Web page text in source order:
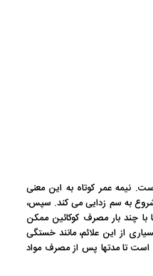
نیمه عمر کوتاه به این معنی
به سم زدایی می کند. سپس،
با چند بار مصرف کوکائین ممکن
از این علائم، مانند خستگی
است تا مدتها پس از مصرف مواد